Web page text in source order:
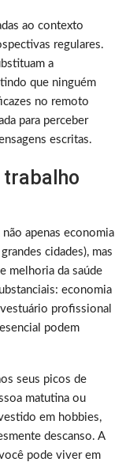
ao contexto
regulares.
a
que ninguém
no remoto
para perceber
escritas.
trabalho
apenas economia
cidades), mas
melhoria da saúde
economia
profissional
podem
seus picos de
matutina ou
em hobbies,
descanso. A
pode viver em